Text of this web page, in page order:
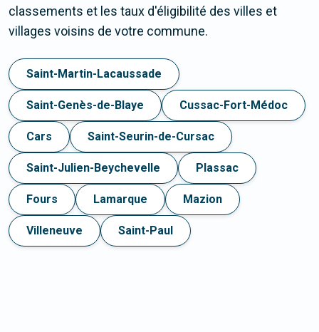
classements et les taux d'éligibilité des villes et
villages voisins de votre commune.
Saint-Martin-Lacaussade
Saint-Genès-de-Blaye Cussac-Fort-Médoc
Cars Saint-Seurin-de-Cursac
Saint-Julien-Beychevelle Plassac
Fours Lamarque Mazion
Villeneuve Saint-Paul